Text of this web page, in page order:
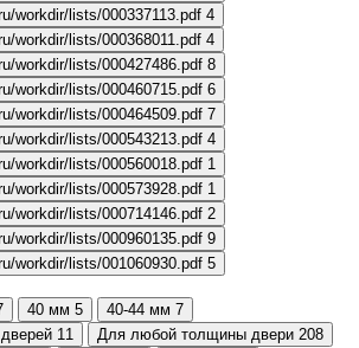
workdir/lists/000337113.pdf 4
workdir/lists/000368011.pdf 4
workdir/lists/000427486.pdf 8
workdir/lists/000460715.pdf 6
workdir/lists/000464509.pdf 7
workdir/lists/000543213.pdf 4
workdir/lists/000560018.pdf 1
workdir/lists/000573928.pdf 1
workdir/lists/000714146.pdf 2
workdir/lists/000960135.pdf 9
workdir/lists/001060930.pdf 5
40 мм 5 40-44 мм 7
11 Для любой толщины двери 208